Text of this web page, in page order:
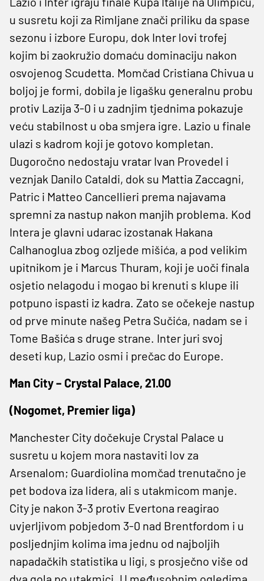
u susretu koji za Rimljane znači priliku da spase
sezonu i izbore Europu, dok Inter lovi trofej
kojim bi zaokružio domaću dominaciju nakon
osvojenog Scudetta. Momčad Cristiana Chivua u
boljoj je formi, dobila je ligašku generalnu probu
protiv Lazija 3-0 i u zadnjim tjednima pokazuje
veću stabilnost u oba smjera igre. Lazio u finale
ulazi s kadrom koji je gotovo kompletan.
Dugoročno nedostaju vratar Ivan Provedel i
veznjak Danilo Cataldi, dok su Mattia Zaccagni,
Patric i Matteo Cancellieri prema najavama
spremni za nastup nakon manjih problema. Kod
Intera je glavni udarac izostanak Hakana
Calhanoglua zbog ozljede mišića, a pod velikim
upitnikom je i Marcus Thuram, koji je uoči finala
osjetio nelagodu i mogao bi krenuti s klupe ili
potpuno ispasti iz kadra. Zato se očekeje nastup
od prve minute našeg Petra Sučića, nadam se i
Tome Bašića s druge strane. Inter juri svoj
deseti kup, Lazio osmi i prečac do Europe.
Man City – Crystal Palace, 21.00
(Nogomet, Premier liga)
Manchester City dočekuje Crystal Palace u
susretu u kojem mora nastaviti lov za
Arsenalom; Guardiolina momčad trenutačno je
pet bodova iza lidera, ali s utakmicom manje.
City je nakon 3-3 protiv Evertona reagirao
uvjerljivom pobjedom 3-0 nad Brentfordom i u
posljednjim kolima ima jednu od najboljih
napadačkih statistika u ligi, s prosječno više od